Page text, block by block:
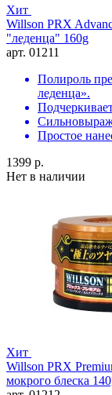
Хит
Willson PRX
"леденца" 160g
арт. 01211
Полироль
леденца».
Простое
1399 р.
Нет в наличии
Хит
Willson PRX
мокрого блеска